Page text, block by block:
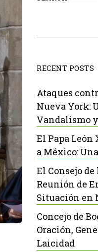
RECENT POSTS
Ataques
Nueva York:
Vandalismo
El Papa
a México:
El Consejo
Reunión de
Situación en
Concejo de
Oración,
Laicidad